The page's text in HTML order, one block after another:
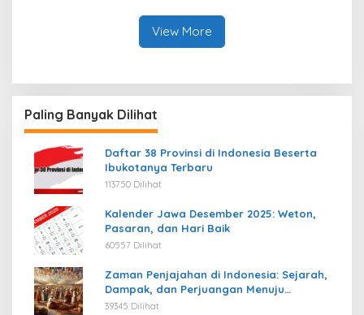
View More
Paling Banyak Dilihat
Daftar 38 Provinsi di Indonesia Beserta
Ibukotanya Terbaru
113750 Dilihat
Kalender Jawa Desember 2025: Weton,
Pasaran, dan Hari Baik
60557 Dilihat
Zaman Penjajahan di Indonesia: Sejarah,
Dampak, dan Perjuangan Menuju
Kemerdekaan
39345 Dilihat